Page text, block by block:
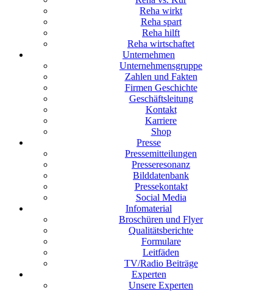
Reha wirkt
Reha spart
Reha hilft
Reha wirtschaftet
Unternehmen
Unternehmensgruppe
Zahlen und Fakten
Firmen Geschichte
Geschäftsleitung
Kontakt
Karriere
Shop
Presse
Pressemitteilungen
Presseresonanz
Bilddatenbank
Pressekontakt
Social Media
Infomaterial
Broschüren und Flyer
Qualitätsberichte
Formulare
Leitfäden
TV/Radio Beiträge
Experten
Unsere Experten